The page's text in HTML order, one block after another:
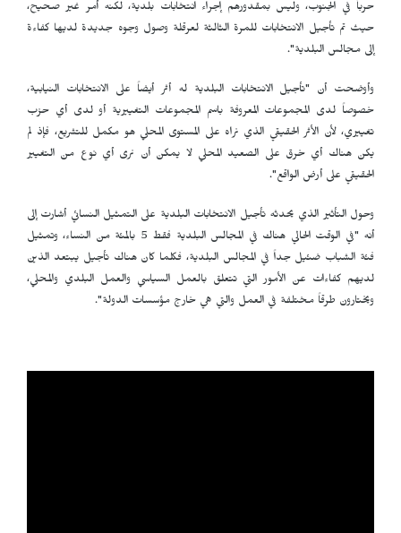
حرباً في الجنوب، وليس بمقدورهم إجراء انتخابات بلدية، لكنه أمر غير صحيح،
حيث تم تأجيل الانتخابات للمرة الثالثة لعرقلة وصول وجوه جديدة لديها كفاءة
إلى مجالس البلدية".
وأوضحت أن "تأجيل الانتخابات البلدية له أثر أيضاً على الانتخابات النيابية،
خصوصاً لدى المجموعات المعروفة باسم المجموعات التغييرية أو لدى أي حزب
تغييري، لأن الأثر الحقيقي الذي نراه على المستوى المحلي هو مكمل للتشريع، فإذ لم
يكن هناك أي خرق على الصعيد المحلي لا يمكن أن نرى أي نوع من التغيير
الحقيقي على أرض الواقع".
وحول التأثير الذي يحدثه تأجيل الانتخابات البلدية على التمثيل النسائي أشارت إلى
أنه "في الوقت الحالي هناك في المجالس البلدية فقط 5 بالمئة من النساء، وتمثيل
فئة الشباب ضئيل جداً في المجالس البلدية، فكلما كان هناك تأجيل يبتعد الذين
لديهم كفاءات عن الأمور التي تتعلق بالعمل السياسي والعمل البلدي والمحلي،
ويختارون طرقاً مختلفة في العمل والتي هي خارج مؤسسات الدولة".